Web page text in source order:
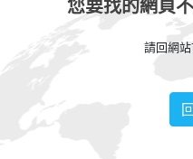
您要找的網頁
請回網